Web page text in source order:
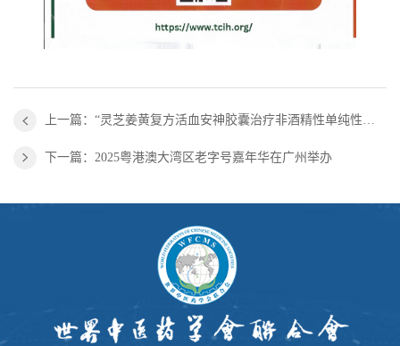
下一篇：2025粤港澳大湾区老字号嘉年华在广州举办